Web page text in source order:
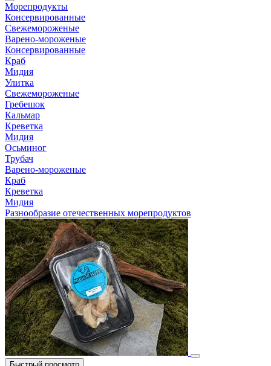
Морепродукты
Консервированные
Свежемороженые
Варено-мороженые
Консервированные
Краб
Мидия
Улитка
Свежемороженые
Гребешок
Кальмар
Креветка
Мидия
Осьминог
Трубач
Варено-мороженые
Краб
Креветка
Мидия
Разнообразие отечественных морепродуктов